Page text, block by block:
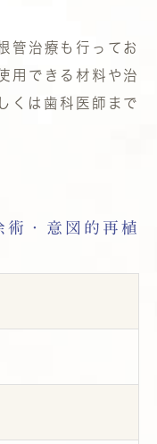
管治療も行ってお
用できる材料や治
くは歯科医師まで
術・意図的再植